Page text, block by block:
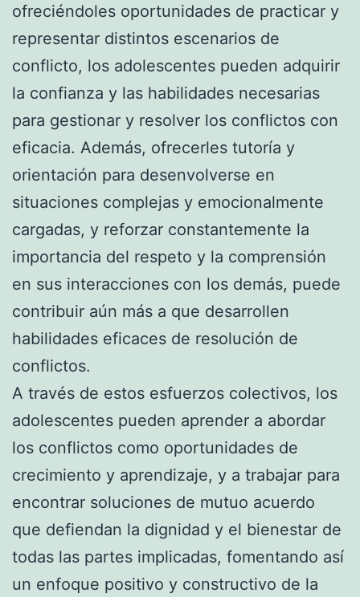
ofreciéndoles oportunidades de practicar y
representar distintos escenarios de
conflicto, los adolescentes pueden adquirir
la confianza y las habilidades necesarias
para gestionar y resolver los conflictos con
eficacia. Además, ofrecerles tutoría y
orientación para desenvolverse en
situaciones complejas y emocionalmente
cargadas, y reforzar constantemente la
importancia del respeto y la comprensión
en sus interacciones con los demás, puede
contribuir aún más a que desarrollen
habilidades eficaces de resolución de
conflictos.
A través de estos esfuerzos colectivos, los
adolescentes pueden aprender a abordar
los conflictos como oportunidades de
crecimiento y aprendizaje, y a trabajar para
encontrar soluciones de mutuo acuerdo
que defiendan la dignidad y el bienestar de
todas las partes implicadas, fomentando así
un enfoque positivo y constructivo de la